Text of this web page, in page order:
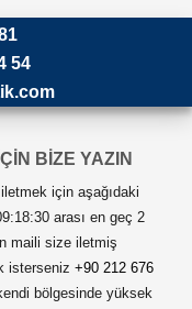
54
BİZE YAZIN
için aşağıdaki
arası en geç 2
maili size iletmiş
isterseniz +90 212 676
bölgesinde yüksek